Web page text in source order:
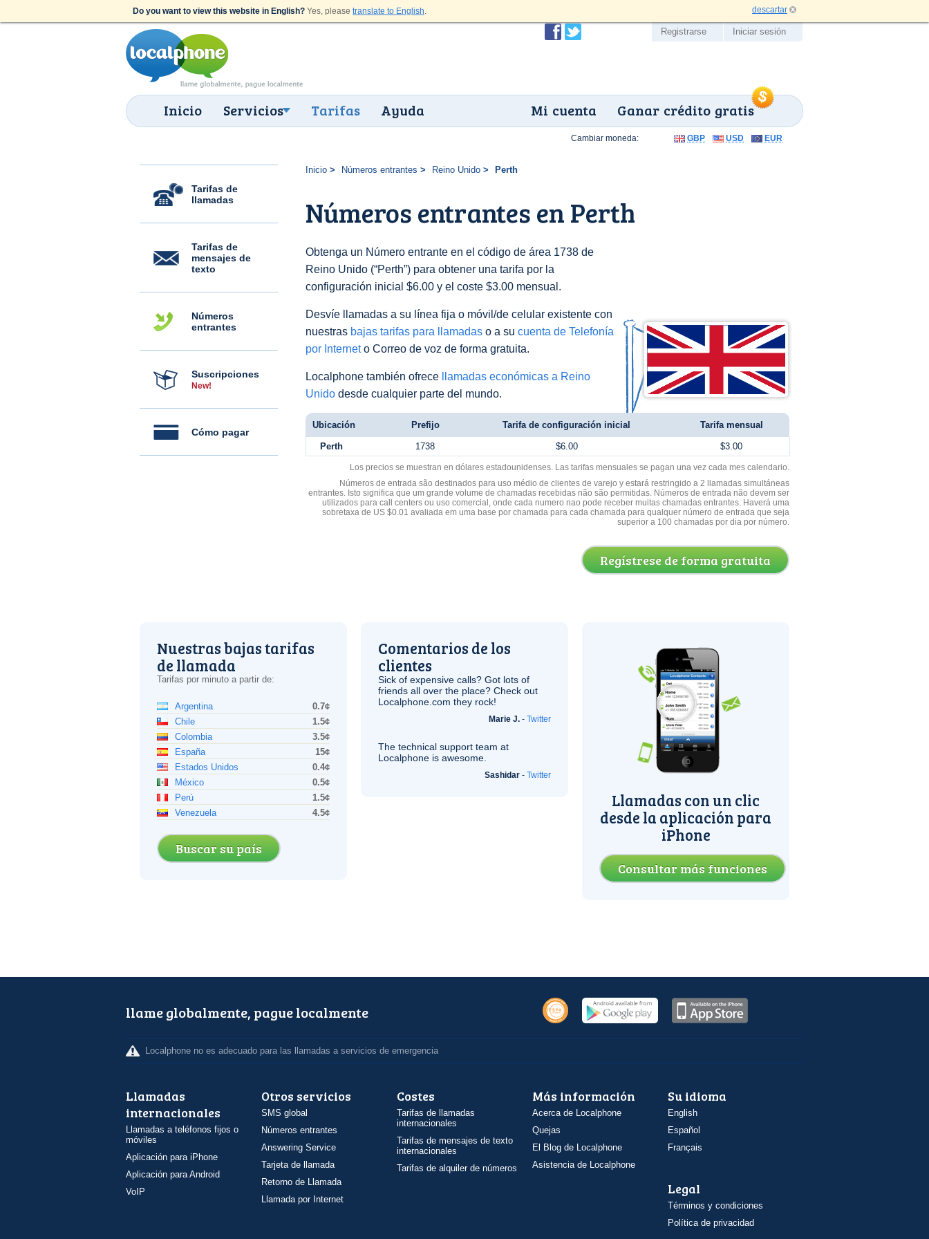
Do you want to view this website in English? Yes, please translate to English. descartar
Inicio Servicios Tarifas Ayuda Ganar crédito gratis
Mi cuenta
Registrarse Iniciar sesión
Tarifas de
llamadas
Tarifas de
mensajes de
texto
Números
entrantes
Suscripciones
New!
Cómo pagar
Inicio Números entrantes Reino Unido Perth
Números entrantes en Perth
Obtenga un Número entrante en el código de área 1738 de
Reino Unido (“Perth”) para obtener una tarifa por la
configuración inicial $6.00 y el coste $3.00 mensual.
Desvíe llamadas a su línea fija o móvil/de celular existente con
nuestras bajas tarifas para llamadas o a su cuenta de Telefonía
por Interneto Correo de voz de forma gratuita.
Localphone también ofrece
llamadas económicas a Reino
Unido desde cualquier parte del mundo.
Cambiar moneda: GBP USD EUR
Ubicación Prefijo Tarifa de configuración inicial Tarifa mensual
Perth 1738 $6.00 $3.00
Los precios se muestran en dólares estadounidenses. Las tarifas mensuales se pagan una vez cada mes calendario.
Números de entrada são destinados para uso médio de clientes de varejo y estará restringido a 2 llamadas simultáneas
entrantes. Isto significa que um grande volume de chamadas recebidas não são permitidas. Números de entrada não devem ser
utilizados para call centers ou uso comercial, onde cada numero nao pode receber muitas chamadas entrantes. Haverá uma
sobretaxa de US $0.01 avaliada em uma base por chamada para cada chamada para qualquer número de entrada que seja
superior a 100 chamadas por dia por número.
Regístrese de forma gratuita
Nuestras bajas tarifas
de llamada
Tarifas por minuto a partir de:
Argentina
0.7¢
Chile
1.5¢
Colombia
3.5¢
España
15¢
Estados Unidos
0.4¢
México
0.5¢
Perú
1.5¢
Venezuela
4.5¢
Buscar su país
Comentarios de los
clientes
Sick of expensive calls? Got lots of
friends all over the place? Check out
Localphone.com they rock!
Marie J. - Twitter
The technical support team at
Localphone is awesome.
Sashidar - Twitter
Llamadas con un clic
desde la aplicación para
iPhone
Consultar más funciones
llame globalmente, pague localmente
Localphone no es adecuado para las llamadas a servicios de emergencia
Llamadas
internacionales
Llamadas a teléfonos fijos o
móviles
Aplicación para iPhone
Aplicación para Android
VoIP
Otros servicios
SMS global
Números entrantes
Answering Service
Tarjeta de llamada
Retorno de Llamada
Llamada por Internet
Costes
Tarifas de llamadas
internacionales
Tarifas de mensajes de texto
internacionales
Tarifas de alquiler de números
Más información
Acerca de Localphone
Quejas
El Blog de Localphone
Asistencia de Localphone
Su idioma
English
Español
Français
Legal
Términos y condiciones
Política de privacidad